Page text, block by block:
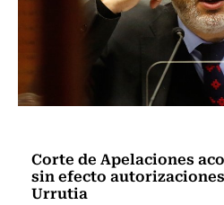
Corte de Apelaciones
sin efecto
Urrutia